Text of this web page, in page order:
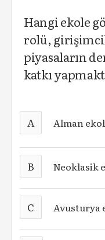
Hangi ekole
rolü,
piyasaların
katkı
A Alman
B Neoklasik
C Avusturya